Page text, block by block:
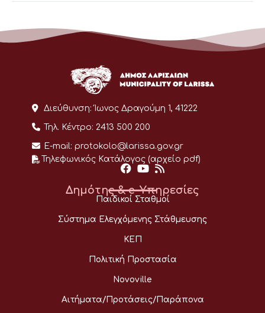
Διεύθυνση: Ίωνος Δραγούμη 1, 41222
Τηλ. Κέντρο: 2413 500 200
E-mail: protokolo@larissa.gov.gr
Τηλεφωνικός Κατάλογος (αρχείο pdf)
Δημότης & e-Υπηρεσίες
Παιδικοί Σταθμοί
Σύστημα Ελεγχόμενης Στάθμευσης
ΚΕΠ
Πολιτική Προστασία
Novoville
Αιτήματα/Προτάσεις/Παράπονα